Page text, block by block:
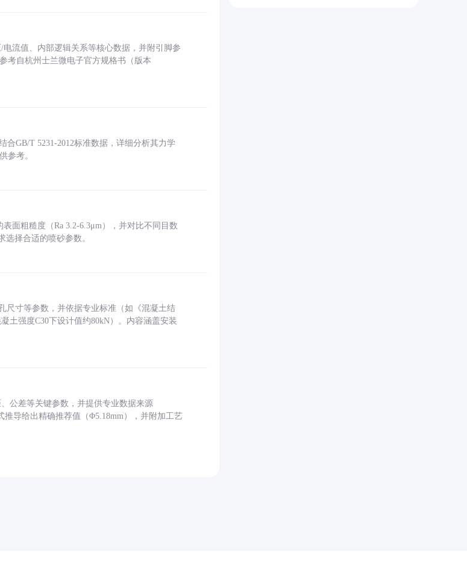
流值、内部逻辑关系等核心数据，并附引脚参
考自杭州士兰微电子官方规格书（版本
合GB/T 5231-2012标准数据，详细分析其力学
参考。
面粗糙度（Ra 3.2-6.3μm），并对比不同目数
选择合适的喷砂参数。
尺寸等参数，并依据专业标准（如《混凝土结
土强度C30下设计值约80kN）。内容涵盖安装
公差等关键参数，并提供专业数据来源
推导给出精确推荐值（Φ5.18mm），并附加工艺